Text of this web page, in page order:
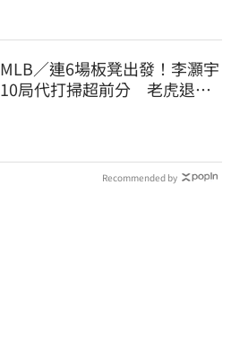
MLB／連6場板凳出發！李灝宇
10局代打掃超前分 老虎退巨
Recommended by